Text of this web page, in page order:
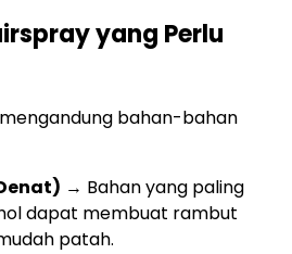
yang Perlu
bahan-bahan
→ Bahan yang paling
dapat membuat rambut
patah.